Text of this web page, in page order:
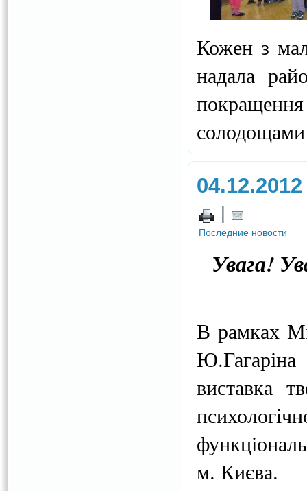
Кожен з
надала
04.12.2012
|
Последние новости
Увага!
В рамках
виставка
м. Києва.